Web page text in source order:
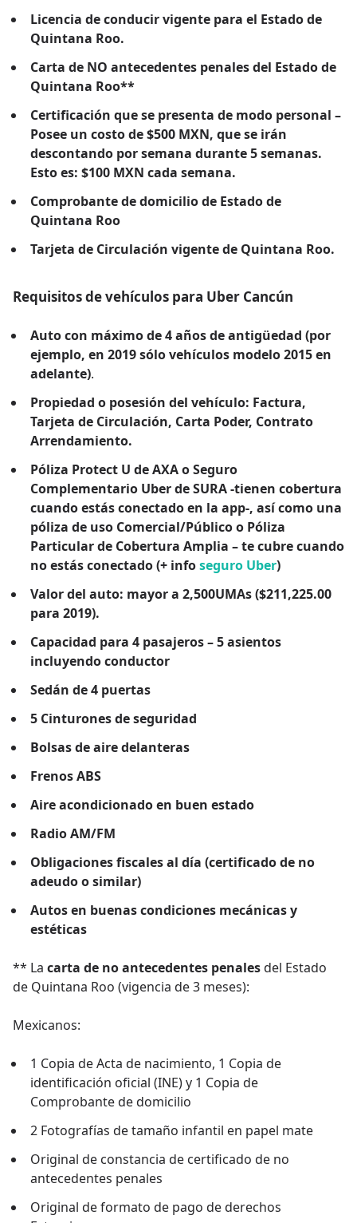
Licencia de conducir vigente para el Estado de
Quintana Roo.
Carta de NO antecedentes penales del Estado de
Quintana Roo**
Certificación que se presenta de modo personal –
Posee un costo de $500 MXN, que se irán
descontando por semana durante 5 semanas.
Esto es: $100 MXN cada semana.
Comprobante de domicilio de Estado de
Quintana Roo
Tarjeta de Circulación vigente de Quintana Roo.
Requisitos de vehículos para Uber Cancún
Auto con máximo de 4 años de antigüedad (por
ejemplo, en 2019 sólo vehículos modelo 2015 en
adelante).
Propiedad o posesión del vehículo: Factura,
Tarjeta de Circulación, Carta Poder, Contrato
Arrendamiento.
Póliza Protect U de AXA o Seguro
Complementario Uber de SURA -tienen cobertura
cuando estás conectado en la app-, así como una
póliza de uso Comercial/Público o Póliza
Particular de Cobertura Amplia – te cubre cuando
no estás conectado (+ infoseguro Uber)
Valor del auto: mayor a 2,500UMAs ($211,225.00
para 2019).
Capacidad para 4 pasajeros – 5 asientos
incluyendo conductor
Sedán de 4 puertas
5 Cinturones de seguridad
Bolsas de aire delanteras
Frenos ABS
Aire acondicionado en buen estado
Radio AM/FM
Obligaciones fiscales al día (certificado de no
adeudo o similar)
Autos en buenas condiciones mecánicas y
estéticas
** La carta de no antecedentes penalesdel Estado
de Quintana Roo (vigencia de 3 meses):
Mexicanos:
1 Copia de Acta de nacimiento, 1 Copia de
identificación oficial (INE) y 1 Copia de
Comprobante de domicilio
2 Fotografías de tamaño infantil en papel mate
Original de constancia de certificado de no
antecedentes penales
Original de formato de pago de derechos